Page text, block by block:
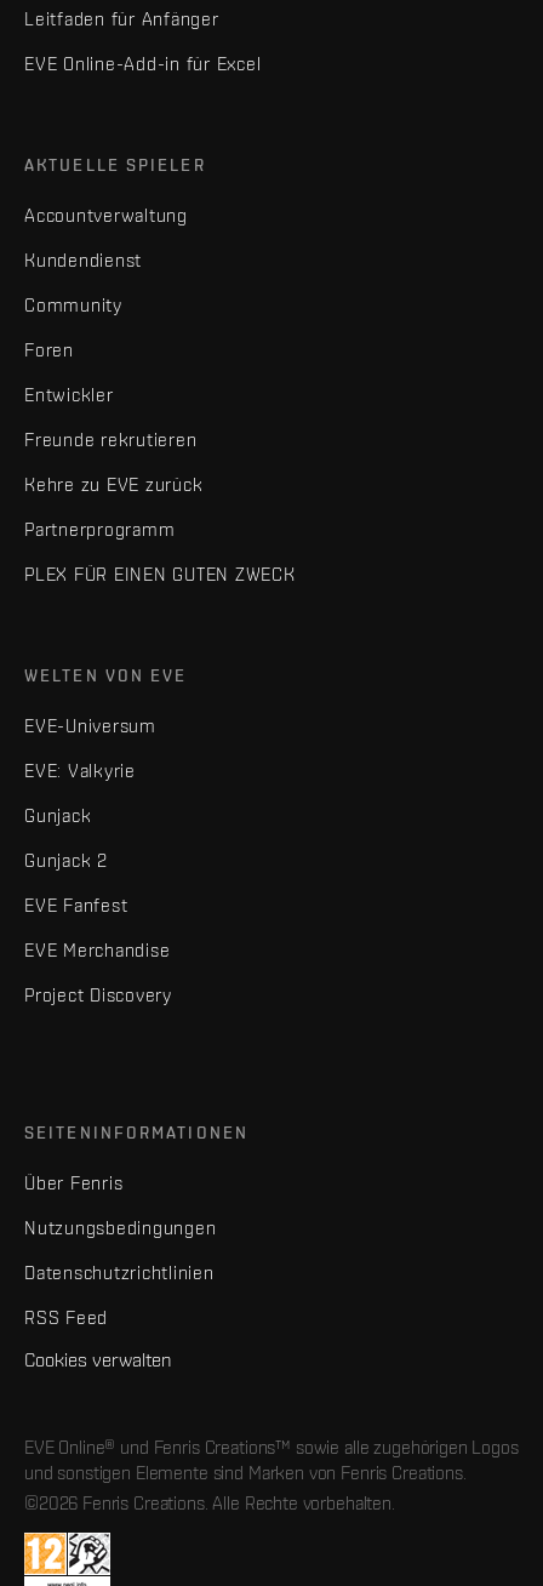
Leitfaden für Anfänger
EVE Online-Add-in für Excel
AKTUELLE SPIELER
Accountverwaltung
Kundendienst
Community
Foren
Entwickler
Freunde rekrutieren
Kehre zu EVE zurück
Partnerprogramm
PLEX FÜR EINEN GUTEN ZWECK
WELTEN VON EVE
EVE-Universum
EVE: Valkyrie
Gunjack
Gunjack 2
EVE Fanfest
EVE Merchandise
Project Discovery
SEITENINFORMATIONEN
Über Fenris
Nutzungsbedingungen
Datenschutzrichtlinien
RSS Feed
Cookies verwalten
EVE Online® und Fenris Creations™ sowie alle zugehörigen Logos
und sonstigen Elemente sind Marken von Fenris Creations.
©2026 Fenris Creations. Alle Rechte vorbehalten.